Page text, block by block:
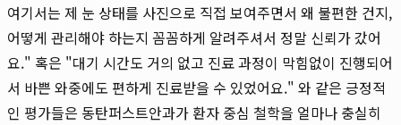
여기서는 제 눈 상태를 사진으로 직접 보여주면서 왜 불편한 건지,
어떻게 관리해야 하는지 꼼꼼하게 알려주셔서 정말 신뢰가 갔어
요." 혹은 "대기 시간도 거의 없고 진료 과정이 막힘없이 진행되어
서 바쁜 와중에도 편하게 진료받을 수 있었어요." 와 같은 긍정적
인 평가들은 동탄퍼스트안과가 환자 중심 철학을 얼마나 충실히